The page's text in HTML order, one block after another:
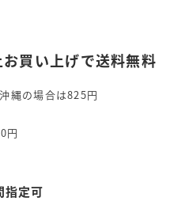
買い上げで送料無料
縄の場合は825円
円
指定可